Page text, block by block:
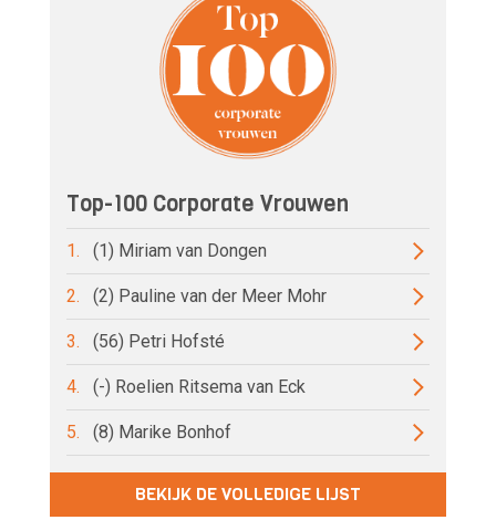
Top-100 Corporate Vrouwen
1. (1) Miriam van Dongen
2. (2) Pauline van der Meer Mohr
3. (56) Petri Hofsté
4. (-) Roelien Ritsema van Eck
5. (8) Marike Bonhof
BEKIJK DE VOLLEDIGE LIJST